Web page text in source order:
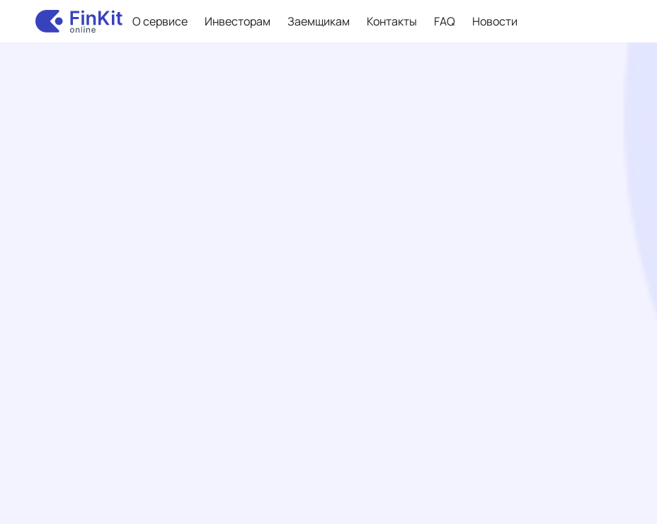
О сервисе Инвесторам Заемщикам Контакты FAQ Новости